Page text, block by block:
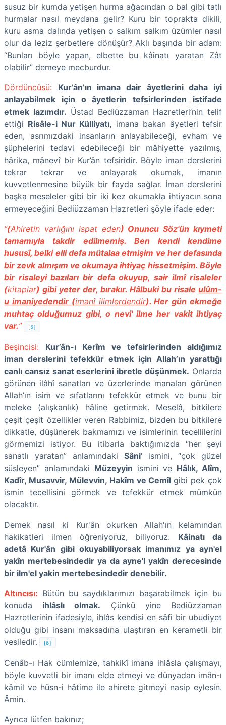
susuz bir kumda yetişen hurma ağacından o bal gibi tatlı
hurmalar nasıl meydana gelir? Kuru bir toprakta dikili,
kuru asma dalında yetişen o salkım salkım üzümler nasıl
olur da leziz şerbetlere dönüşür? Aklı başında bir adam:
“Bunları böyle yapan, elbette bu kâinatı yaratan Zât
olabilir” demeye mecburdur.
Dördüncüsü:
Kur’ân’ın imana dair âyetlerini daha iyi
anlayabilmek için o âyetlerin tefsirlerinden istifade
etmek lazımdır. Üstad Bediüzzaman Hazretleri’nin telif
ettiği Risâle-i Nur Külliyatı, imana bakan âyetleri tefsir
eden, asrımızdaki insanların anlayabileceği, evham ve
şüphelerini tedavi edebileceği bir mâhiyette yazılmış,
hârika, mânevî bir Kur’ân tefsiridir. Böyle iman derslerini
tekrar tekrar ve anlayarak okumak, imanın
kuvvetlenmesine büyük bir fayda sağlar. İman derslerini
başka meseleler gibi bir iki kez okumakla ihtiyacın sona
ermeyeceğini Bediüzzaman Hazretleri şöyle ifade eder:
“(Ahiretin varlığını ispat eden) Onuncu Söz'ün kıymeti
tamamıyla takdir edilmemiş. Ben kendi kendime
hususî, belki elli defa mütalaa etmişim ve her defasında
bir zevk almışım ve okumaya ihtiyaç hissetmişim. Böyle
bir risaleyi bazıları bir defa okuyup, sair ilmî risaleler
(kitaplar) gibi yeter der, bırakır. Hâlbuki bu risale ulûm-
u imaniyedendir (imanî ilimlerdendir). Her gün ekmeğe
muhtaç olduğumuz gibi, o nevi' ilme her vakit ihtiyaç
var.” [5]
Beşincisi:
Kur’ân-ı Kerîm ve tefsirlerinden aldığımız
iman derslerini tefekkür etmek için Allah’ın yarattığı
canlı cansız sanat eserlerini ibretle düşünmek. Onlarda
görünen ilâhî sanatları ve üzerlerinde manaları görünen
Allah’ın isim ve sıfatlarını tefekkür etmek ve bunu bir
meleke (alışkanlık) hâline getirmek. Meselâ, bitkilere
çeşit çeşit özellikler veren Rabbimiz, bizden bu bitkilere
dikkatle, düşünerek bakmamızı ve isimlerinin tecellilerini
görmemizi istiyor. Bu itibarla baktığımızda “her şeyi
sanatlı yaratan” anlamındaki Sâni’ ismini, “çok güzel
süsleyen” anlamındaki Müzeyyin ismini ve Hâlık, Alîm,
Kadîr, Musavvir, Mülevvin, Hakîm ve Cemîlgibi pek çok
ismin tecellisini görmek ve tefekkür etmek mümkün
olacaktır.
Demek nasıl ki Kur'ân okurken Allah'ın kelamından
hakikatleri ilmen öğreniyoruz, biliyoruz. Kâinatı da
adetâ Kur'ân gibi okuyabiliyorsak imanımız ya ayn'el
yakîn mertebesindedir ya da ayne'l yakîn derecesinde
bir ilm'el yakin mertebesindedir denebilir.
Altıncısı: Bütün bu saydıklarımızı başarabilmek için bu
konuda ihlâslı olmak. Çünkü yine Bediüzzaman
Hazretlerinin ifadesiyle, ihlâs kendisi en sâfi bir ubudiyet
olduğu gibi insanı maksadına ulaştıran en kerametli bir
vesiledir.
[6]
Cenâb-ı Hak cümlemize, tahkikî imana ihlâsla çalışmayı,
böyle kuvvetli bir imanı elde etmeyi ve dünyadan imân-ı
kâmil ve hüsn-i hâtime ile ahirete gitmeyi nasip eylesin.
Âmin.
Ayrıca lütfen bakınız;